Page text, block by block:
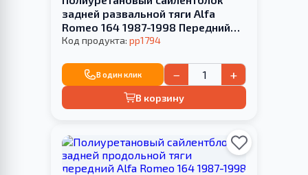
задней развальной тяги Alfa
Romeo 164 1987-1998 Передний
привод
Код продукта: pp1794
В один клик − +
В корзину